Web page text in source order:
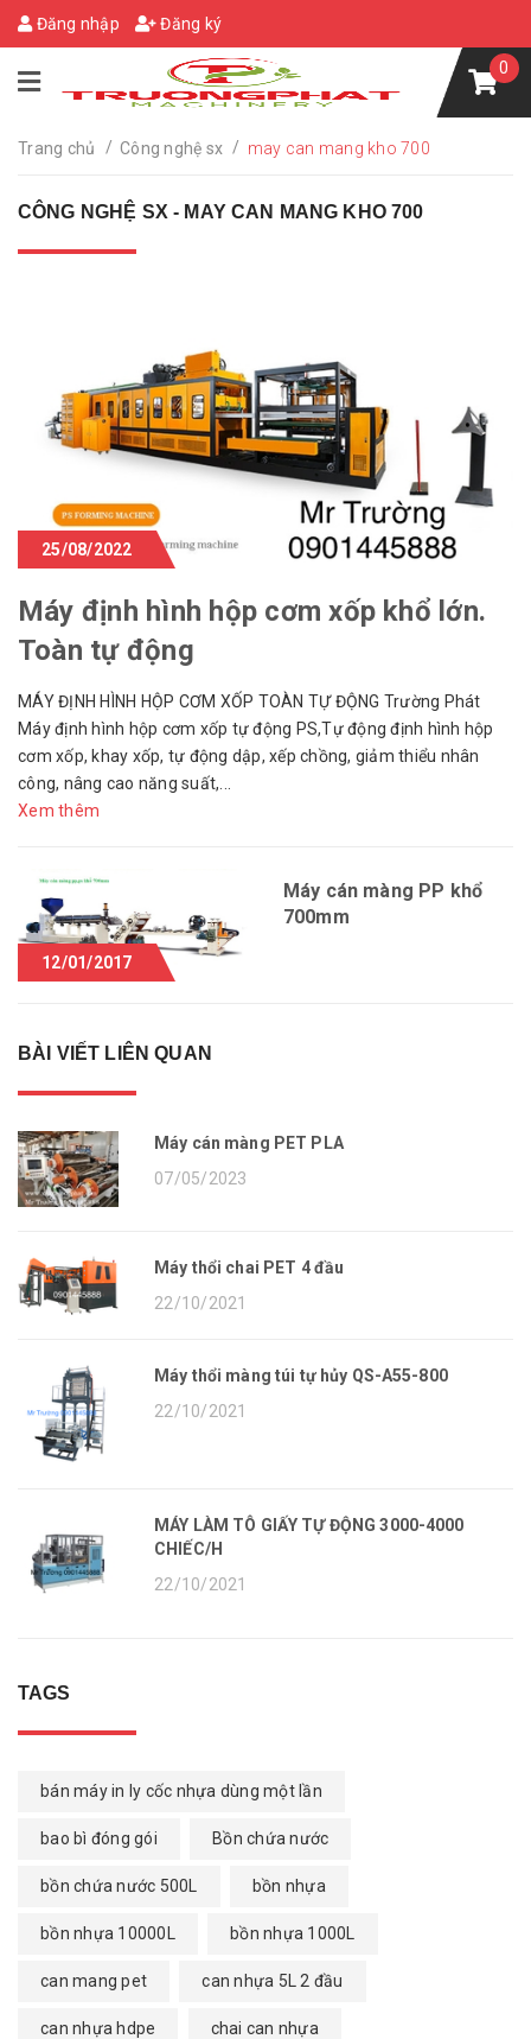
Đăng nhập Đăng ký
0
Trang chủ / Công nghệ sx / may can mang kho 700
CÔNG NGHỆ SX - MAY CAN MANG KHO 700
25/08/2022
Máy định hình hộp cơm xốp khổ lớn.
Toàn tự động
MÁY ĐỊNH HÌNH HỘP CƠM XỐP TOÀN TỰ ĐỘNG Trường Phát
Máy định hình hộp cơm xốp tự động PS,Tự động định hình hộp
cơm xốp, khay xốp, tự động dập, xếp chồng, giảm thiểu nhân
công, nâng cao năng suất,...
Xem thêm
12/01/2017
Máy cán màng PP khổ
700mm
BÀI VIẾT LIÊN QUAN
Máy cán màng PET PLA
07/05/2023
Máy thổi chai PET 4 đầu
22/10/2021
Máy thổi màng túi tự hủy QS-A55-800
22/10/2021
MÁY LÀM TÔ GIẤY TỰ ĐỘNG 3000-4000
CHIẾC/H
22/10/2021
TAGS
bán máy in ly cốc nhựa dùng một lần
bao bì đóng gói Bồn chứa nước
bồn chứa nước 500L bồn nhựa
bồn nhựa 10000L bồn nhựa 1000L
can mang pet can nhựa 5L 2 đầu
can nhựa hdpe chai can nhựa